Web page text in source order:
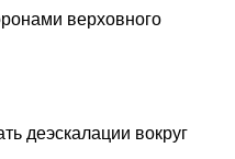
верховного
деэскалации вокруг